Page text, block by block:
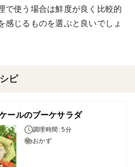
で使う場合は鮮度が良く比較的
感じるものを選ぶと良いでしょ
ピ
ールのブーケサラダ
調理時間: 5分
おかず